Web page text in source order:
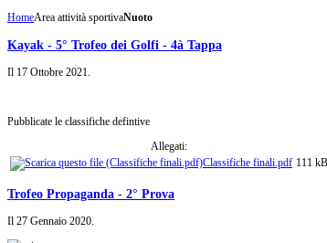
HomeArea attività sportivaNuoto
Kayak - 5° Trofeo dei Golfi - 4à Tappa
Il 17 Ottobre 2021.
Pubblicate le classifiche defintive
Allegati:
Classifiche finali.pdf 111 kB
Trofeo Propaganda - 2° Prova
Il 27 Gennaio 2020.